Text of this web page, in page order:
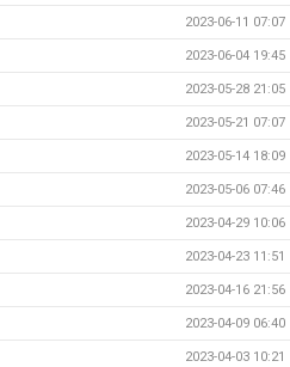
2023-06-11 07:07
2023-06-04 19:45
2023-05-28 21:05
2023-05-21 07:07
2023-05-14 18:09
2023-05-06 07:46
2023-04-29 10:06
2023-04-23 11:51
2023-04-16 21:56
2023-04-09 06:40
2023-04-03 10:21